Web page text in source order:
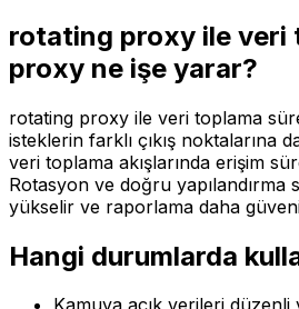
rotating proxy ile veri
proxy ne işe yarar?
rotating proxy ile veri toplama
isteklerin farklı çıkış noktalarına
veri toplama akışlarında erişim
Rotasyon ve doğru yapılandırma
yükselir ve raporlama daha
Hangi durumlarda